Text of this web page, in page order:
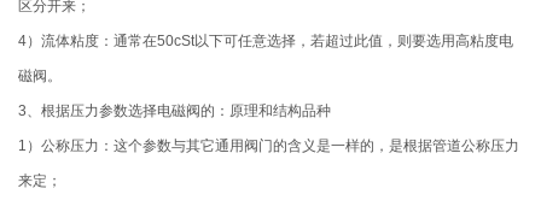
区分开来；
4）流体粘度：通常在50cSt以下可任意选择，若超过此值，则要选用高粘度电
磁阀。
3、根据压力参数选择电磁阀的：原理和结构品种
1）公称压力：这个参数与其它通用阀门的含义是一样的，是根据管道公称压力
来定；